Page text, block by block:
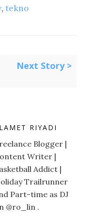
, tekno
Next Story >
RIYADI
Blogger |
Writer |
Addict |
Trailrunner
Part-time as DJ
@ro_lin .